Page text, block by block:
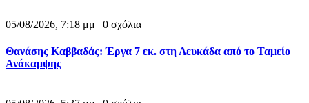
05/08/2026, 7:18 μμ | 0 σχόλια
Θανάσης Καββαδάς: Έργα 7 εκ. στη Λευκάδα από το Ταμείο
Ανάκαμψης